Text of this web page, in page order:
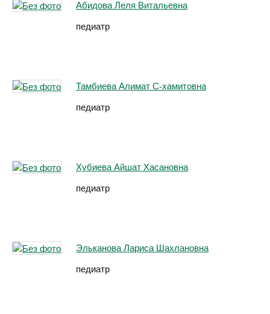
Абидова Леля Витальевна
педиатр
Тамбиева Алимат С-хамитовна
педиатр
Хубиева Айшат Хасановна
педиатр
Эльканова Лариса Шахлановна
педиатр